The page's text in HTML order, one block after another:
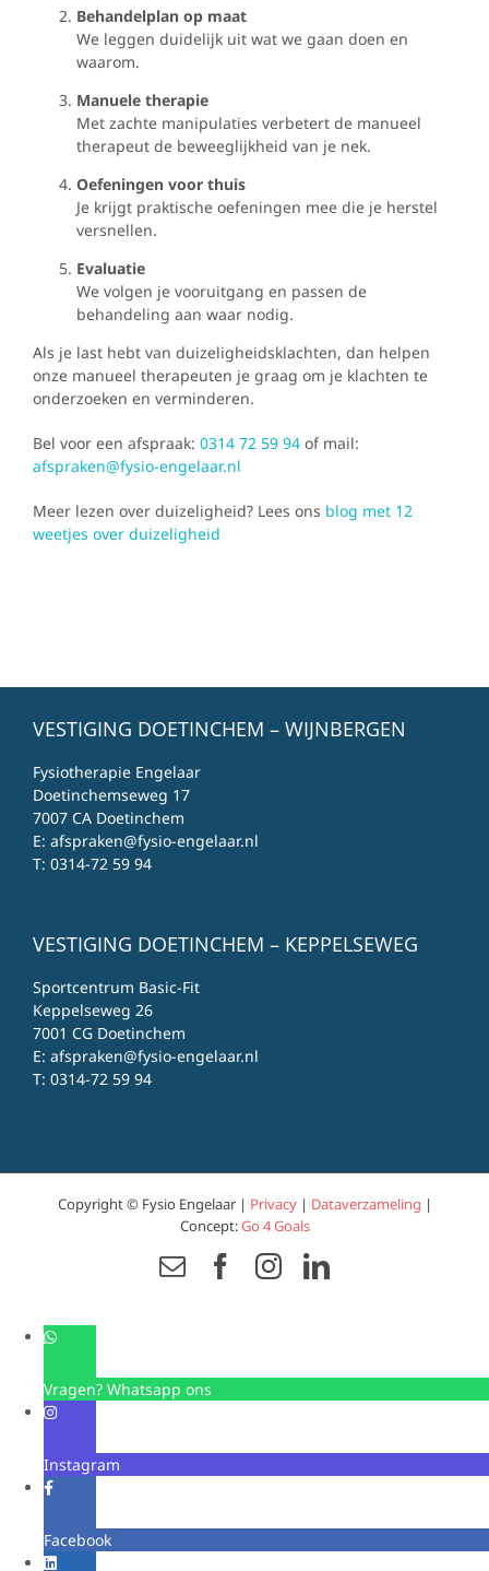
Behandelplan op maat
We leggen duidelijk uit wat we gaan doen en
waarom.
Manuele therapie
Met zachte manipulaties verbetert de manueel
therapeut de beweeglijkheid van je nek.
Oefeningen voor thuis
Je krijgt praktische oefeningen mee die je herstel
versnellen.
Evaluatie
We volgen je vooruitgang en passen de
behandeling aan waar nodig.
Als je last hebt van duizeligheidsklachten, dan helpen
onze manueel therapeuten je graag om je klachten te
onderzoeken en verminderen.
Bel voor een afspraak: 0314 72 59 94of mail:
afspraken@fysio-engelaar.nl
Meer lezen over duizeligheid? Lees ons blog met 12
weetjes over duizeligheid
VESTIGING DOETINCHEM – WIJNBERGEN
Fysiotherapie Engelaar
Doetinchemseweg 17
7007 CA Doetinchem
E: afspraken@fysio-engelaar.nl
T: 0314-72 59 94
VESTIGING DOETINCHEM – KEPPELSEWEG
Sportcentrum Basic-Fit
Keppelseweg 26
7001 CG Doetinchem
E: afspraken@fysio-engelaar.nl
T: 0314-72 59 94
Copyright © Fysio Engelaar | Privacy| Dataverzameling |
Concept:Go 4 Goals
Email Facebook
Instagram
LinkedIn
Vragen? Whatsapp ons
Instagram
Facebook